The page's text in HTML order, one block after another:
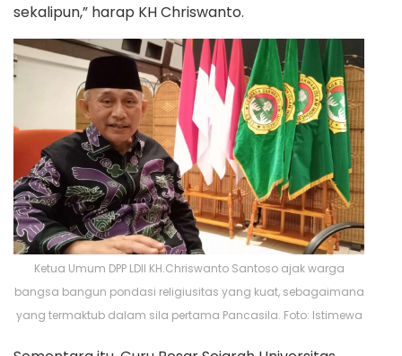
sekalipun,” harap KH Chriswanto.
Ketua Umum DPP LDII KH.Chriswanto Santoso ajak warga
bangsa bangun pondasi religiusitas yang kuat, sebagaimana
yang termaktub dalam sila pertama Pancasila. Foto: Istimewa